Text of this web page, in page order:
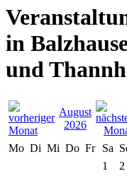
in
und
August
2026
Mo Di Mi Do Fr Sa
1
2